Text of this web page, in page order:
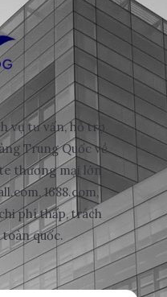
vụ tư vấn, hỗ trợ
Trung Quốc về
thương mại lớn
1688.com,
phí thấp, trách
quốc.